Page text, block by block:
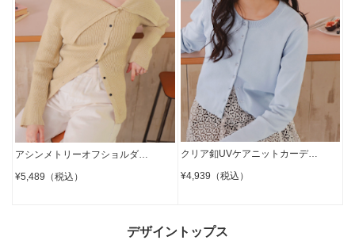
アシンメトリーオフショルダ…
¥5,489（税込）
クリア釦UVケアニットカーデ…
¥4,939（税込）
デザイントップス